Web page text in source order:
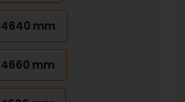
4640 mm
4660 mm